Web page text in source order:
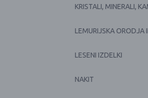
KRISTALI, MINERALI,
LEMURIJSKA ORODJA
LESENI IZDELKI
NAKIT